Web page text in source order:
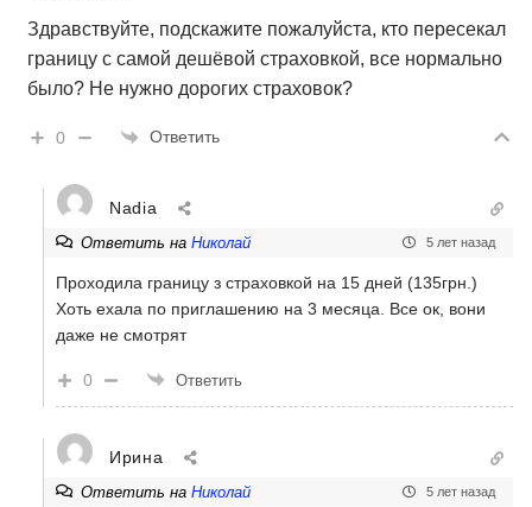
Здравствуйте, подскажите пожалуйста, кто пересекал
границу с самой дешёвой страховкой, все нормально
было? Не нужно дорогих страховок?
0 Ответить
Nadia
Ответить на Николай 5 лет назад
Проходила границу з страховкой на 15 дней (135грн.)
Хоть ехала по приглашению на 3 месяца. Все ок, вони
даже не смотрят
0 Ответить
Ирина
Ответить на Николай 5 лет назад